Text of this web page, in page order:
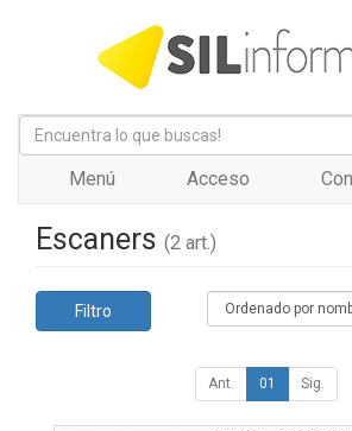
Menú Acceso
Escaners (2 art.)
Filtro
Ant. 01 Sig.